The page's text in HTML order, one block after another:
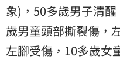
象)，50多歲男子清
歲男童頭部撕裂傷，
左腳受傷，10多歲女